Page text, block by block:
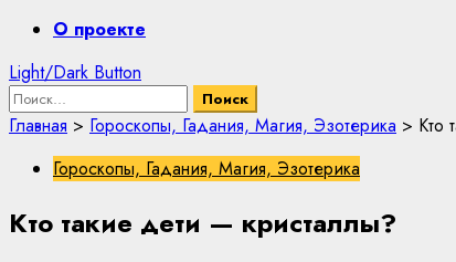
PrimaryО проекте
Light/Dark Button
Найти:
Главная > Гороскопы, Гадания, Магия, Эзотерика > Кто
Гороскопы, Гадания, Магия, Эзотерика
Кто такие дети — кристаллы?